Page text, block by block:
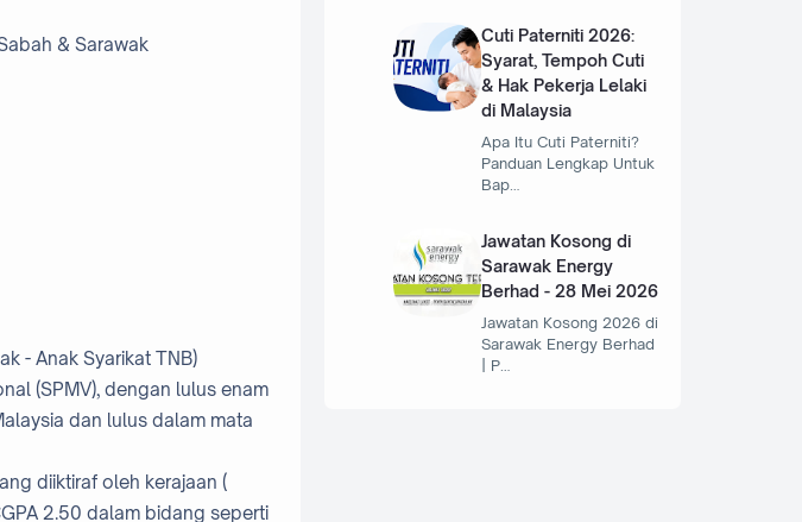
& Sarawak
- Anak Syarikat TNB)
(SPMV), dengan lulus enam
dan lulus dalam mata
diiktiraf oleh kerajaan (
2.50 dalam bidang seperti
Cuti Paterniti 2026:
Syarat, Tempoh Cuti
& Hak Pekerja Lelaki
di Malaysia
Apa Itu Cuti Paterniti?
Panduan Lengkap Untuk
Bap…
Jawatan Kosong di
Sarawak Energy
Berhad - 28 Mei 2026
Jawatan Kosong 2026 di
Sarawak Energy Berhad
| P…